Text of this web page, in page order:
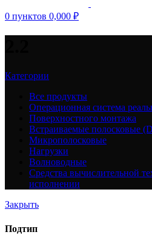
0 пунктов 0,000 ₽
Категории
Все продукты
Операционная система
Поверхностного монтажа
Встраиваемые полосковые
Микрополосковые
Нагрузки
Волноводные
Средства вычислительной
исполнении
Закрыть
Подтип